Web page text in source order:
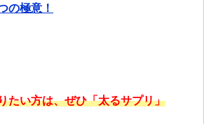
の極意！
たい方は、ぜひ「太るサプリ」